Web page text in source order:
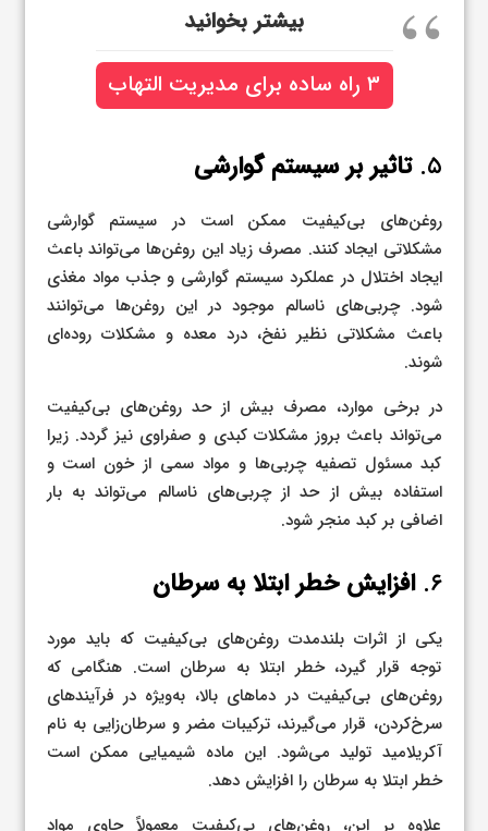
بیشتر بخوانید
۳ راه ساده برای مدیریت التهاب
۵. تاثیر بر سیستم گوارشی
روغن‌های بی‌کیفیت ممکن است در سیستم گوارشی
مشکلاتی ایجاد کنند. مصرف زیاد این روغن‌ها می‌تواند باعث
ایجاد اختلال در عملکرد سیستم گوارشی و جذب مواد مغذی
شود. چربی‌های ناسالم موجود در این روغن‌ها می‌توانند
باعث مشکلاتی نظیر نفخ، درد معده و مشکلات روده‌ای
شوند.
در برخی موارد، مصرف بیش از حد روغن‌های بی‌کیفیت
می‌تواند باعث بروز مشکلات کبدی و صفراوی نیز گردد. زیرا
کبد مسئول تصفیه چربی‌ها و مواد سمی از خون است و
استفاده بیش از حد از چربی‌های ناسالم می‌تواند به بار
اضافی بر کبد منجر شود.
۶. افزایش خطر ابتلا به سرطان
یکی از اثرات بلندمدت روغن‌های بی‌کیفیت که باید مورد
توجه قرار گیرد، خطر ابتلا به سرطان است. هنگامی که
روغن‌های بی‌کیفیت در دماهای بالا، به‌ویژه در فرآیندهای
سرخ‌کردن، قرار می‌گیرند، ترکیبات مضر و سرطان‌زایی به نام
آکریلامید تولید می‌شود. این ماده شیمیایی ممکن است
خطر ابتلا به سرطان را افزایش دهد.
علاوه بر این، روغن‌های بی‌کیفیت معمولاً حاوی مواد